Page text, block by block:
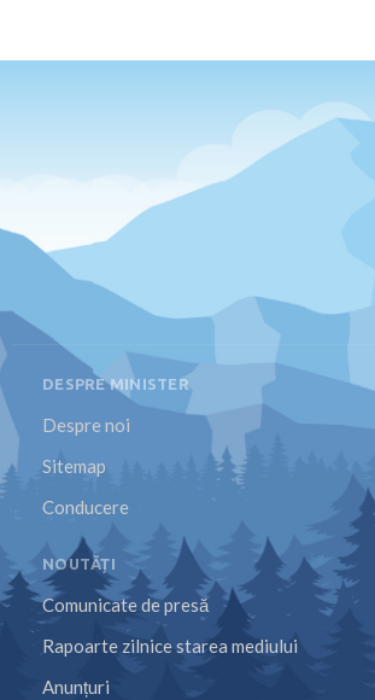
DESPRE MINISTER
Despre noi
Sitemap
Conducere
NOUTĂȚI
Comunicate de presă
Rapoarte zilnice starea mediului
Anunțuri